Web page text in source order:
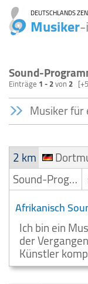
DEUTSCHLANDS
Musiker
Sound-
Einträge 1 - 2von2
Musiker
2 km
Sound-Programmierer
Afrikanisch
Ich bin ein
der
Künstler